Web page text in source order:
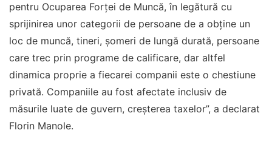
pentru Ocuparea Forței de Muncă, în legătură cu
sprijinirea unor categorii de persoane de a obține un
loc de muncă, tineri, șomeri de lungă durată, persoane
care trec prin programe de calificare, dar altfel
dinamica proprie a fiecarei companii este o chestiune
privată. Companiile au fost afectate inclusiv de
măsurile luate de guvern, creșterea taxelor”, a declarat
Florin Manole.